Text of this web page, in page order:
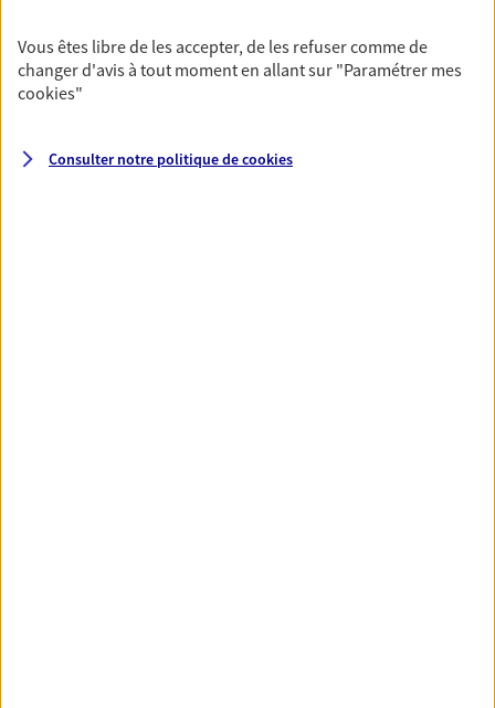
Prévoyance
Pour un avenir serein, assurez-vous avec notre
contrat prévoyance. Préservez vos proches en cas
invalidité ou de décès.
Vous êtes libre de les accepter, de les refuser comme de
changer d'avis à tout moment en allant sur "Paramétrer mes
cookies"
Consulter notre politique decookies